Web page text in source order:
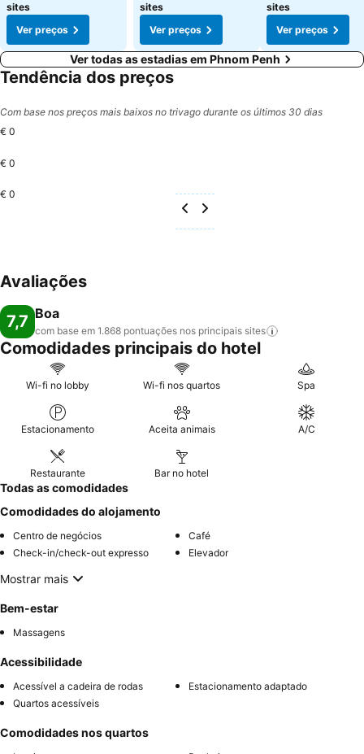
sites
Ver preços
sites
Ver preços
sites
Ver preços
Ver todas as estadias em Phnom Penh
Tendência dos preços
Com base nos preços mais baixos no trivago durante os últimos 30 dias
€ 0
€ 0
€ 0
Avaliações
7,7 Boa
com base em 1.868 pontuações nos principais sites
Comodidades principais do hotel
Wi-fi no lobby Wi-fi nos quartos Spa
Estacionamento Aceita animais A/C
Restaurante Bar no hotel
Todas as comodidades
Comodidades do alojamento
Centro de negócios
Café
Check-in/check-out expresso
Elevador
Mostrar mais
Bem-estar
Massagens
Acessibilidade
Acessível a cadeira de rodas
Estacionamento adaptado
Quartos acessíveis
Comodidades nos quartos